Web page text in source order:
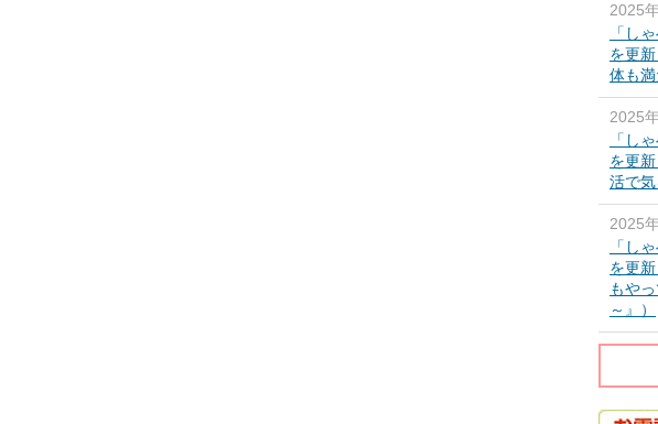
2025
「し
を更
体も満
2025
「し
を更
活で気
2025
「し
を更
もや
～』）